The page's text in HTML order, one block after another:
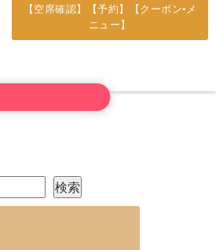
【空席確認】【予約】【クーポン•メ
ニュー】
検索